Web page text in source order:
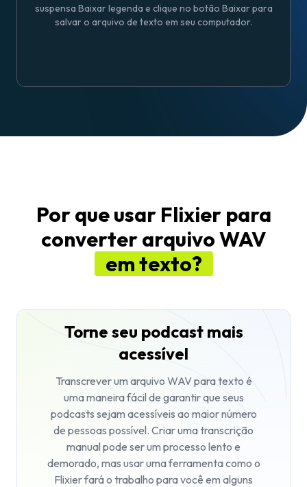
suspensa Baixar legenda e clique no botão Baixar para
salvar o arquivo de texto em seu computador.
Por que usar Flixier para
converter arquivo WAV
em texto?
Torne seu podcast mais
acessível
Transcrever um arquivo WAV para texto é
uma maneira fácil de garantir que seus
podcasts sejam acessíveis ao maior número
de pessoas possível. Criar uma transcrição
manual pode ser um processo lento e
demorado, mas usar uma ferramenta como o
Flixier fará o trabalho para você em alguns